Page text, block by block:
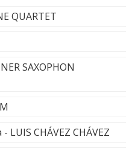
QUARTET
SAXOPHON
LUIS CHÁVEZ CHÁVEZ